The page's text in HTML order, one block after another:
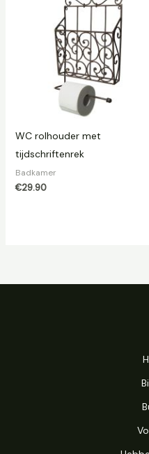
WC rolhouder met
tijdschriftenrek
Badkamer
€29.90